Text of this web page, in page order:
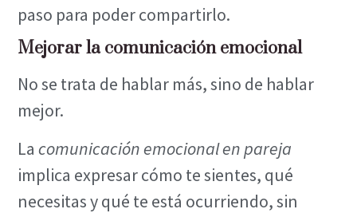
paso para poder compartirlo.
Mejorar la comunicación emocional
No se trata de hablar más, sino de hablar
mejor.
La comunicación emocional en pareja
implica expresar cómo te sientes, qué
necesitas y qué te está ocurriendo, sin